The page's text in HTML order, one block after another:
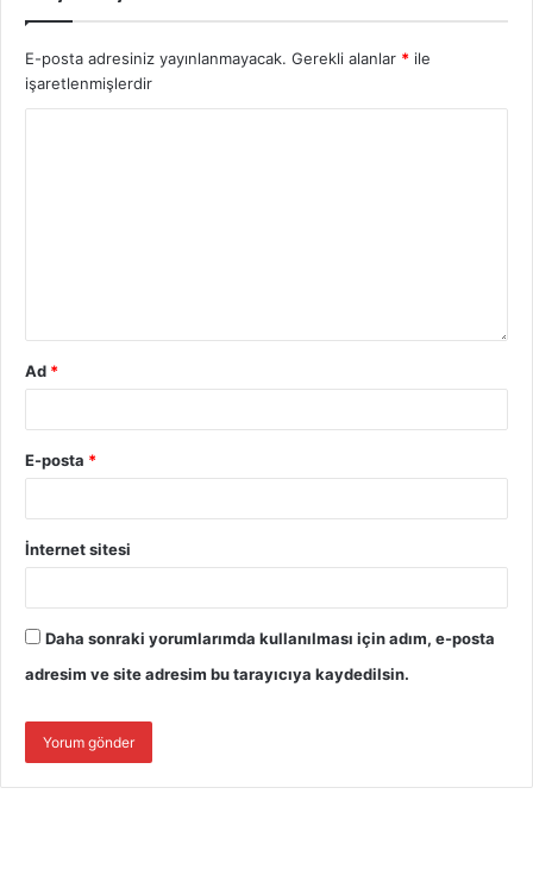
E-posta adresiniz yayınlanmayacak. Gerekli alanlar * ile
işaretlenmişlerdir
Ad *
E-posta *
İnternet sitesi
Daha sonraki yorumlarımda kullanılması için adım, e-posta
adresim ve site adresim bu tarayıcıya kaydedilsin.